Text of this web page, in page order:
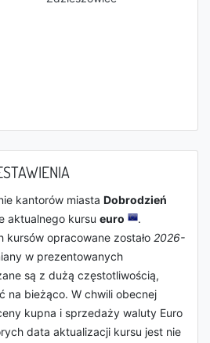
kantorów miasta Dobrodzień
aktualnego kursu euro
.
kursów opracowane zostało 2026-
w prezentowanych
są z dużą częstotliwością,
na bieżąco. W chwili obecnej
kupna i sprzedaży waluty Euro
data aktualizacji kursu jest nie